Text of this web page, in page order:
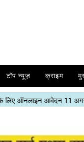
टॉप न्यूज़ क्राइम